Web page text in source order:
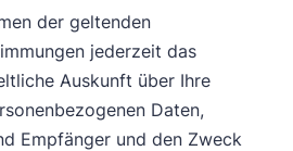
der geltenden
jederzeit das
Auskunft über Ihre
Daten,
Empfänger und den Zweck